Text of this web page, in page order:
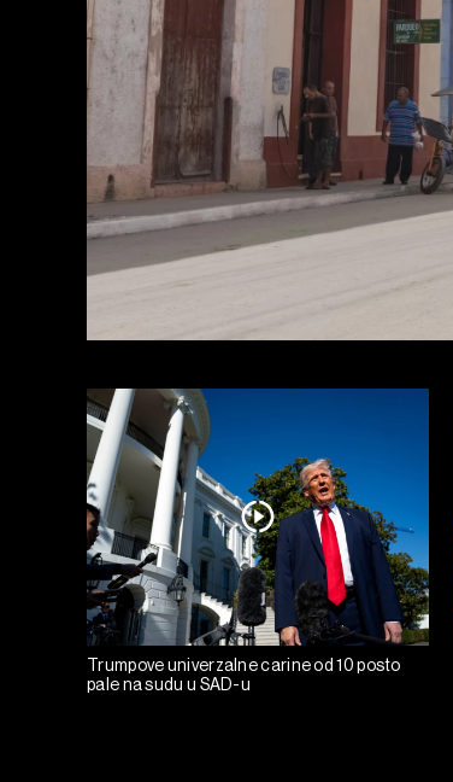
Trumpove univerzalne carine od 10 posto
pale na sudu u SAD-u